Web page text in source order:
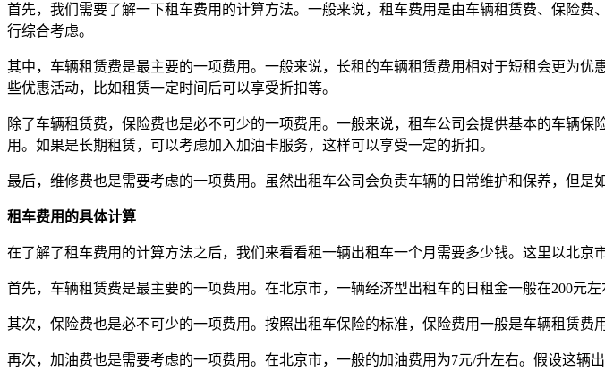
首先，我们需要了解一下租车费用的计算方法。一般来说，租车费用是由车辆租赁费、保险
行综合考虑。
其中，车辆租赁费是最主要的一项费用。一般来说，长租的车辆租赁费用相对于短租会更为
些优惠活动，比如租赁一定时间后可以享受折扣等。
除了车辆租赁费，保险费也是必不可少的一项费用。一般来说，租车公司会提供基本的车辆
用。如果是长期租赁，可以考虑加入加油卡服务，这样可以享受一定的折扣。
最后，维修费也是需要考虑的一项费用。虽然出租车公司会负责车辆的日常维护和保养，但是
租车费用的具体计算
在了解了租车费用的计算方法之后，我们来看看租一辆出租车一个月需要多少钱。这里以北
首先，车辆租赁费是最主要的一项费用。在北京市，一辆经济型出租车的日租金一般在200元
其次，保险费也是必不可少的一项费用。按照出租车保险的标准，保险费用一般是车辆租赁费
再次，加油费也是需要考虑的一项费用。在北京市，一般的加油费用为7元/升左右。假设这辆